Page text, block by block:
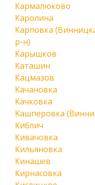
Кармалюково
Каролина
Карповка
р-н)
Карышков
Каташин
Кацмазов
Качановка
Качковка
Кашперовка
Киблич
Кивачовка
Кильяновка
Кинашев
Кирнасовка